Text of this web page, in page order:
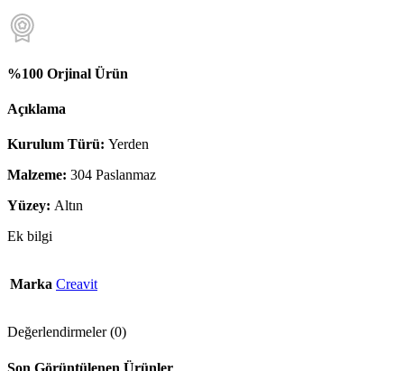
%100 Orjinal Ürün
Açıklama
Kurulum Türü: Yerden
Malzeme: 304 Paslanmaz
Yüzey: Altın
Ek bilgi
Marka Creavit
Değerlendirmeler (0)
Son Görüntülenen Ürünler